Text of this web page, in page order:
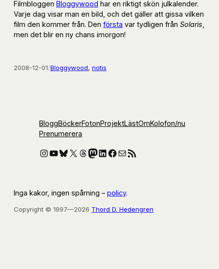
Filmbloggen Bloggywood har en riktigt skön julkalender.
Varje dag visar man en bild, och det gäller att gissa vilken
film den kommer från. Den första var tydligen från Solaris
men det blir en ny chans imorgon!
2008-12-01/Bloggywood, notis
BloggBöckerFotonProjektLästOmKolofon/nu
Prenumerera
Instagram
YouTube
Bluesky
X Threads
Mastodon
LinkedIn
Facebook
E-postRSS-flöde
Inga kakor, ingen spårning – policy.
Copyright © 1997—2026 Thord D. Hedengren